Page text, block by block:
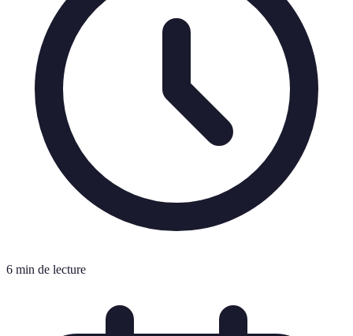
6 min de lecture